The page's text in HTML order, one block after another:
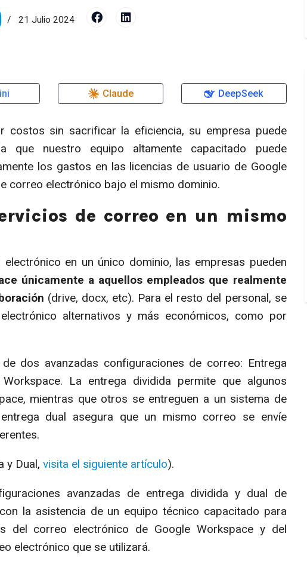
21 Julio 2024
Claude DeepSeek
costos sin sacrificar la eficiencia, su empresa puede
que nuestro equipo altamente capacitado puede
los gastos en las licencias de usuario de Google
correo electrónico bajo el mismo dominio.
de correo en un mismo
en un único dominio, las empresas pueden
únicamente a aquellos empleados que realmente
(drive, docx, etc). Para el resto del personal, se
alternativos y más económicos, como por
dos avanzadas configuraciones de correo: Entrega
La entrega dividida permite que algunos
mientras que otros se entreguen a un sistema de
dual asegura que un mismo correo se envíe
y Dual, visita el siguiente artículo).
avanzadas de entrega dividida y dual de
la asistencia de un equipo técnico capacitado para
del correo electrónico de Google Workspace y del
electrónico que se utilizará.